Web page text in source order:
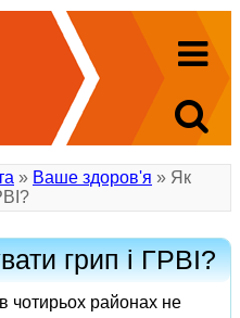
» Ваше здоров'я » Як
грип і ГРВІ?
чотирьох районах не